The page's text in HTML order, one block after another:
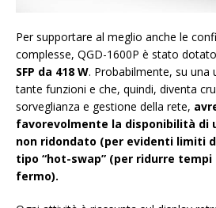
Per supportare al meglio anche le
complesse, QGD-1600P è stato
SFP da 418 W. Probabilmente, su una
tante funzioni e che, quindi, diventa
sorveglianza e gestione della rete,
favorevolmente la disponibilità di
non ridondato (per evidenti limiti
tipo “hot-swap” (per ridurre
fermo).